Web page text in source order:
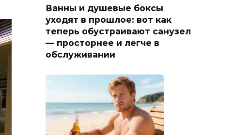
Ванны и душевые боксы
уходят в прошлое: вот как
теперь обустраивают санузел
— просторнее и легче в
обслуживании